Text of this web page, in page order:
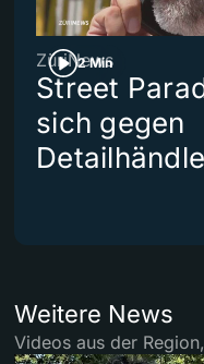
2 Min
ZüriNews
Street
sich gegen
Weitere News
Videos aus der